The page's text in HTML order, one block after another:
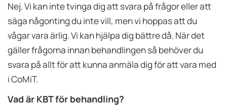
Nej. Vi kan inte tvinga dig att svara på frågor eller att
säga någonting du inte vill, men vi hoppas att du
vågar vara ärlig. Vi kan hjälpa dig bättre då. När det
gäller frågorna innan behandlingen så behöver du
svara på allt för att kunna anmäla dig för att vara med
i CoMiT.
Vad är KBT för behandling?